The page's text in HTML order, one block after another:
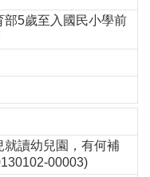
部5歲至入國民小學前
就讀幼兒園，有何補
00003)